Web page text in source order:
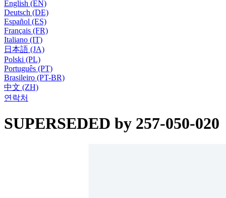
English (EN)
Deutsch (DE)
Español (ES)
Français (FR)
Italiano (IT)
日本語 (JA)
Polski (PL)
Português (PT)
Brasileiro (PT-BR)
中文 (ZH)
연락처
SUPERSEDED by 257-050-020